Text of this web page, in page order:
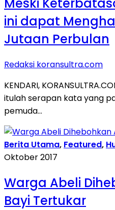
Meski
ini dapat
Jutaan Perbulan
Redaksi koransultra.com
KENDARI,
itulah serapan kata yang
pemuda…
Berita Utama, Featured,
Oktober 2017
Warga Abeli
Bayi Tertukar